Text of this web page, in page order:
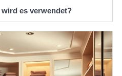
es verwendet?